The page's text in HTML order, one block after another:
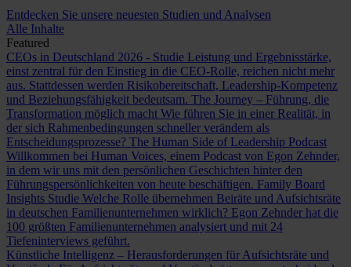
Entdecken Sie unsere neuesten Studien und Analysen
Alle Inhalte
Featured
CEOs in Deutschland 2026 - Studie Leistung und Ergebnisstärke,
einst zentral für den Einstieg in die CEO-Rolle, reichen nicht mehr
aus. Stattdessen werden Risikobereitschaft, Leadership-Kompetenz
und Beziehungsfähigkeit bedeutsam. The Journey – Führung, die
Transformation möglich macht Wie führen Sie in einer Realität, in
der sich Rahmenbedingungen schneller verändern als
Entscheidungsprozesse? The Human Side of Leadership Podcast
Willkommen bei Human Voices, einem Podcast von Egon Zehnder,
in dem wir uns mit den persönlichen Geschichten hinter den
Führungspersönlichkeiten von heute beschäftigen. Family Board
Insights Studie Welche Rolle übernehmen Beiräte und Aufsichtsräte
in deutschen Familienunternehmen wirklich? Egon Zehnder hat die
100 größten Familienunternehmen analysiert und mit 24
Tiefeninterviews geführt.
Künstliche Intelligenz – Herausforderungen für Aufsichtsräte und